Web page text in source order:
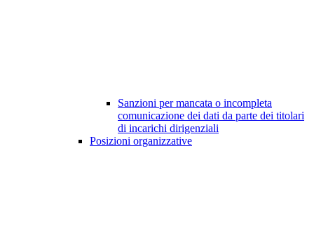
Sanzioni per mancata o incompleta
comunicazione dei dati da parte dei titolari
di incarichi dirigenziali
Posizioni organizzative